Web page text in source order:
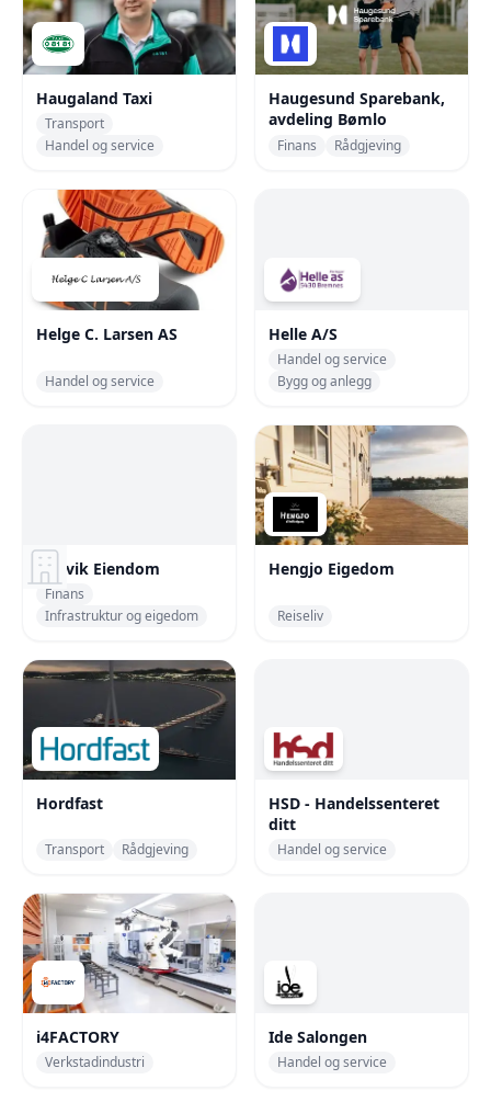
Haugaland Taxi
Transport
Handel og service
Haugesund Sparebank,
avdeling Bømlo
Finans Rådgjeving
Helge C. Larsen AS
Handel og service
Helle A/S
Handel og service
Bygg og anlegg
Hellvik Eiendom
Finans
Infrastruktur og eigedom
Hengjo Eigedom
Reiseliv
Hordfast
Transport Rådgjeving
HSD - Handelssenteret
ditt
Handel og service
i4FACTORY
Verkstadindustri
Ide Salongen
Handel og service